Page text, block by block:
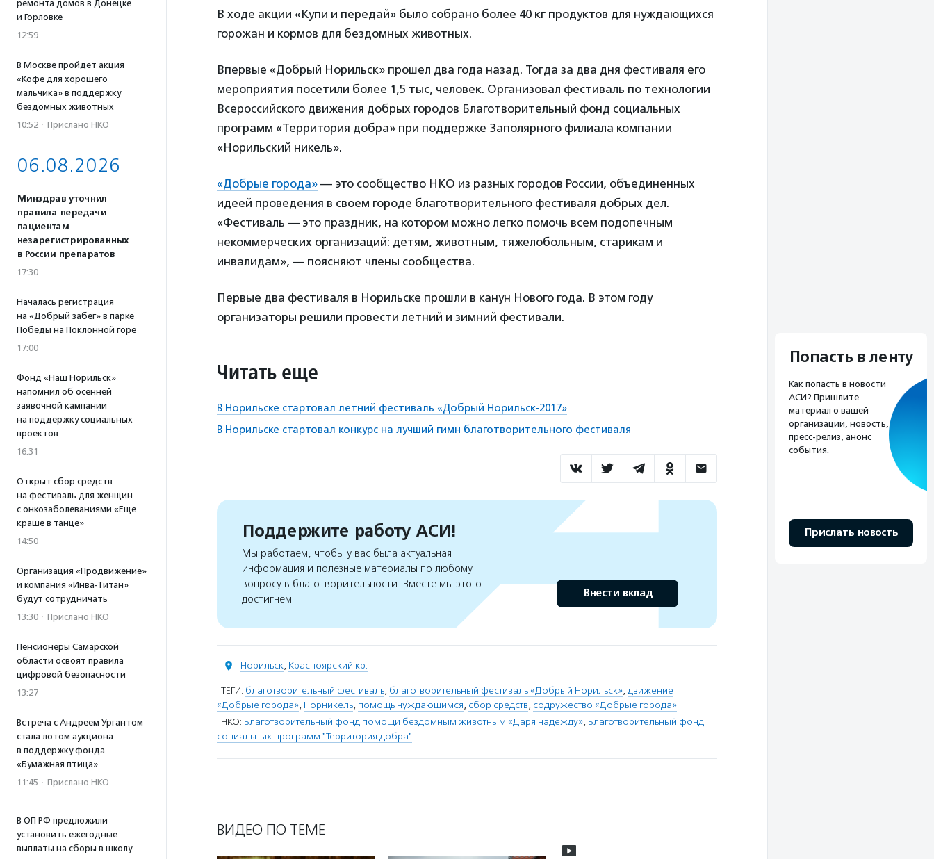
ремонта домов в Донецке
и Горловке
12:59
В Москве пройдет акция
«Кофе для хорошего
мальчика» в поддержку
бездомных животных
10:52 · Прислано НКО
06.08.2026
Минздрав уточнил
правила передачи
пациентам
незарегистрированных
в России препаратов
17:30
Началась регистрация
на «Добрый забег» в парке
Победы на Поклонной горе
17:00
Фонд «Наш Норильск»
напомнил об осенней
заявочной кампании
на поддержку социальных
проектов
16:31
Открыт сбор средств
на фестиваль для женщин
с онкозаболеваниями «Еще
краше в танце»
14:50
Организация «Продвижение»
и компания «Инва-Титан»
будут сотрудничать
13:30 · Прислано НКО
Пенсионеры Самарской
области освоят правила
цифровой безопасности
13:27
Встреча с Андреем Ургантом
стала лотом аукциона
в поддержку фонда
«Бумажная птица»
11:45 · Прислано НКО
В ОП РФ предложили
установить ежегодные
выплаты на сборы в школу
В ходе акции «Купи и передай» было собрано более 40 кг продуктов для нуждающихся
горожан и кормов для бездомных животных.
Впервые «Добрый Норильск» прошел два года назад. Тогда за два дня фестиваля его
мероприятия посетили более 1,5 тыс, человек. Организовал фестиваль по технологии
Всероссийского движения добрых городов Благотворительный фонд социальных
программ «Территория добра» при поддержке Заполярного филиала компании
«Норильский никель».
«Добрые города» — это сообщество НКО из разных городов России, объединенных
идеей проведения в своем городе благотворительного фестиваля добрых дел.
«Фестиваль — это праздник, на котором можно легко помочь всем подопечным
некоммерческих организаций: детям, животным, тяжелобольным, старикам и
инвалидам», — поясняют члены сообщества.
Первые два фестиваля в Норильске прошли в канун Нового года. В этом году
организаторы решили провести летний и зимний фестивали.
Читать еще
В Норильске стартовал летний фестиваль «Добрый Норильск-2017»
В Норильске стартовал конкурс на лучший гимн благотворительного фестиваля
Поддержите работу АСИ!
Мы работаем, чтобы у вас была актуальная
информация и полезные материалы по любому
вопросу в благотворительности. Вместе мы этого
достигнем
Внести вклад
Норильск, Красноярский кр.
ТЕГИ: благотворительный фестиваль, благотворительный фестиваль «Добрый Норильск», движение
«Добрые города», Норникель, помощь нуждающимся, сбор средств, содружество «Добрые города»
НКО: Благотворительный фонд помощи бездомным животным «Даря надежду», Благотворительный фонд
социальных программ "Территория добра"
ВИДЕО ПО ТЕМЕ
Попасть в ленту
Как попасть в новости
АСИ? Пришлите
материал о вашей
организации, новость,
пресс-релиз, анонс
события.
Прислать новость